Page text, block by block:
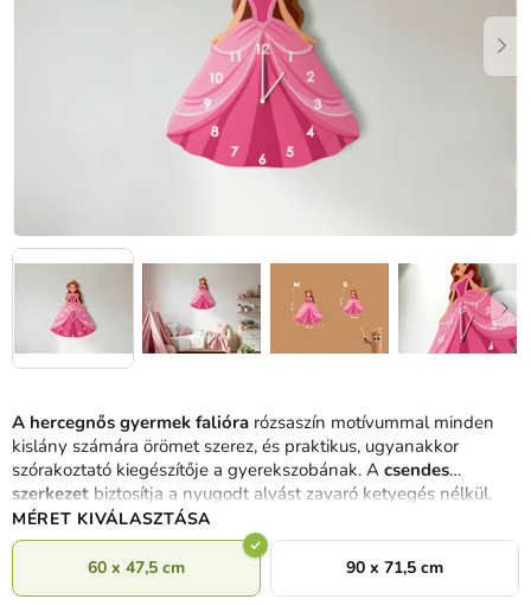
A hercegnős gyermek falióra rózsaszín motívummal minden
kislány számára örömet szerez, és praktikus, ugyanakkor
szórakoztató kiegészítője a gyerekszobának. A csendes
szerkezet biztosítja a nyugodt alvást zavaró ketyegés nélkül.
MÉRET KIVÁLASZTÁSA
60 x 47,5 cm 90 x 71,5 cm